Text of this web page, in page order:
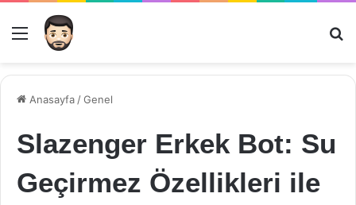
Menü
Anasayfa /Genel
Slazenger Erkek Bot: Su
Geçirmez Özellikleri ile